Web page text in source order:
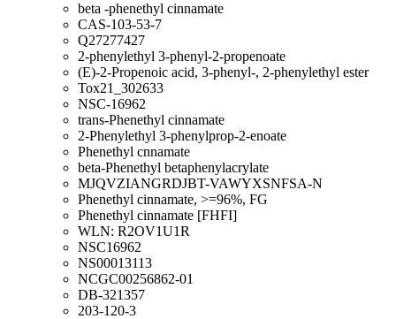
beta -phenethyl cinnamate
CAS-103-53-7
Q27277427
2-phenylethyl 3-phenyl-2-propenoate
(E)-2-Propenoic acid, 3-phenyl-, 2-phenylethyl ester
Tox21_302633
NSC-16962
trans-Phenethyl cinnamate
2-Phenylethyl 3-phenylprop-2-enoate
Phenethyl cnnamate
beta-Phenethyl betaphenylacrylate
MJQVZIANGRDJBT-VAWYXSNFSA-N
Phenethyl cinnamate, >=96%, FG
Phenethyl cinnamate [FHFI]
WLN: R2OV1U1R
NSC16962
NS00013113
NCGC00256862-01
DB-321357
203-120-3